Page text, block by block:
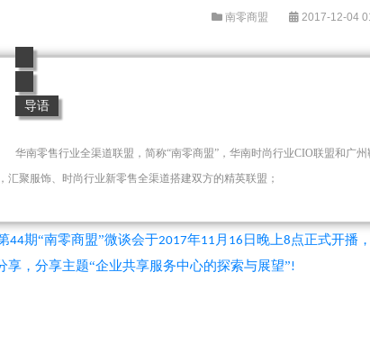
南零商盟 2017-12-04
导语
华南零售行业全渠道联盟，简称“南零商盟”，华南时尚行业CIO联盟和广
汇聚服饰、时尚行业新零售全渠道搭建双方的精英联盟；
44期“南零商盟”微谈会于2017年11 月 16 日晚上8 点正式开播
享，分享主题“企业共享服务中心的探索与展望”!